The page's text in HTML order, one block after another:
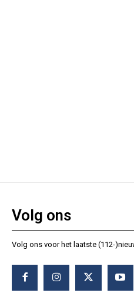
Volg ons
Volg ons voor het laatste (112-